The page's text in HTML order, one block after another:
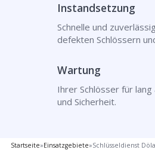
Instandsetzung
Schnelle und
defekten Schlössern
Wartung
Ihrer Schlösser für
und Sicherheit.
Startseite»Einsatzgebiete»Schlüsseldienst